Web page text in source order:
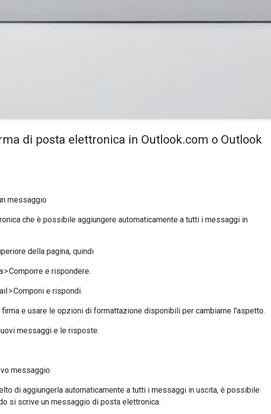
di posta elettronica in Outlook.com o Outlook
messaggio
che è possibile aggiungere automaticamente a tutti i messaggi in
della pagina, quindi
Comporre e rispondere.
> Componi e rispondi.
e usare le opzioni di formattazione disponibili per cambiarne l'aspetto.
messaggi e le risposte.
messaggio
di aggiungerla automaticamente a tutti i messaggi in uscita, è possibile
si scrive un messaggio di posta elettronica.